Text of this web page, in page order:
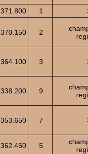
371.800 1
370.150 2
364.100 3
338.200 9
353.650 7
362.450 5